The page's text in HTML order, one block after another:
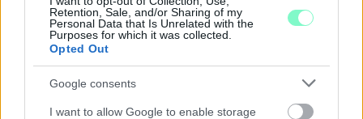
Retention, Sale, and/or Sharing of my
Personal Data that Is Unrelated with the
Purposes for which it was collected.
Opted Out
Google consents
I want to allow Google to enable storage